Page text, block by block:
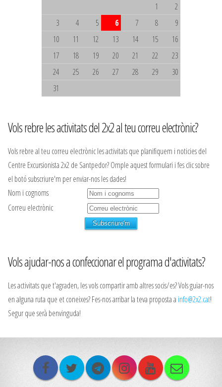
1
2
3
4 5 6 7 8
9
10
11 12 13 14 15
16
17
18 19 20 21 22
23
24
25 26 27 28 29
30
31
Vols rebre les activitats del 2x2 al teu correu electrònic?
Vols rebre al teu correu electrònic les activitats que planifiquem i noticies del
Centre Excursionista 2x2 de Santpedor? Omple aquest formulari i fes clic sobre
el botó subscriure'm per enviar-nos les dades!
Nom i cognoms
Correu electrònic
Vols ajudar-nos a confeccionar el programa d'activitats?
Les activitats que t'agraden, les vols compartir amb altres socis/es? Vols guiar-nos
en alguna ruta que et coneixes? Fes-nos arribar la teva proposta a info@2x2.cat!
Segur que serà benvinguda!